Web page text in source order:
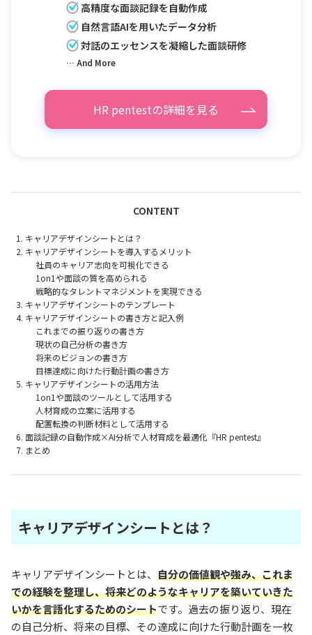
高精度な面談記録を自動作成
自然言語AIを用いたデータ分析
対話のエッセンスを凝縮した面談研修
… And More
HR pentestの詳細を見る
CONTENT
キャリアデザインシートとは？
キャリアデザインシートを導入するメリット
社員のキャリア志向を可視化できる
1on1や面談の質を高められる
戦略的なタレントマネジメントを実現できる
キャリアデザインシートのテンプレート
キャリアデザインシートの書き方と記入例
これまでの振り返りの書き方
現状の自己分析の書き方
将来のビジョンの書き方
目標達成に向けた行動計画の書き方
キャリアデザインシートの活用方法
1on1や面談のツールとして活用する
人材育成の立案に活用する
配置転換の判断材料として活用する
面談記録の自動作成×AI分析で人材育成を最適化『HR pentest』
まとめ
キャリアデザインシートとは？
キャリアデザインシートとは、 自分の価値観や強み、これま
での経験を整理し、将来どのようなキャリアを築いていきた
いかを言語化するためのシートです。過去の振り返り、現在
の自己分析、将来の目標、その達成に向けた行動計画を一枚